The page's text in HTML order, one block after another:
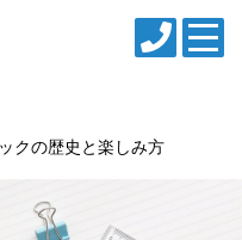
クの歴史と楽しみ方